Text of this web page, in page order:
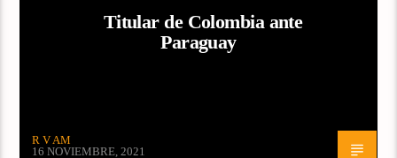
Titular de Colombia ante
Paraguay
R V AM
16 NOVIEMBRE, 2021